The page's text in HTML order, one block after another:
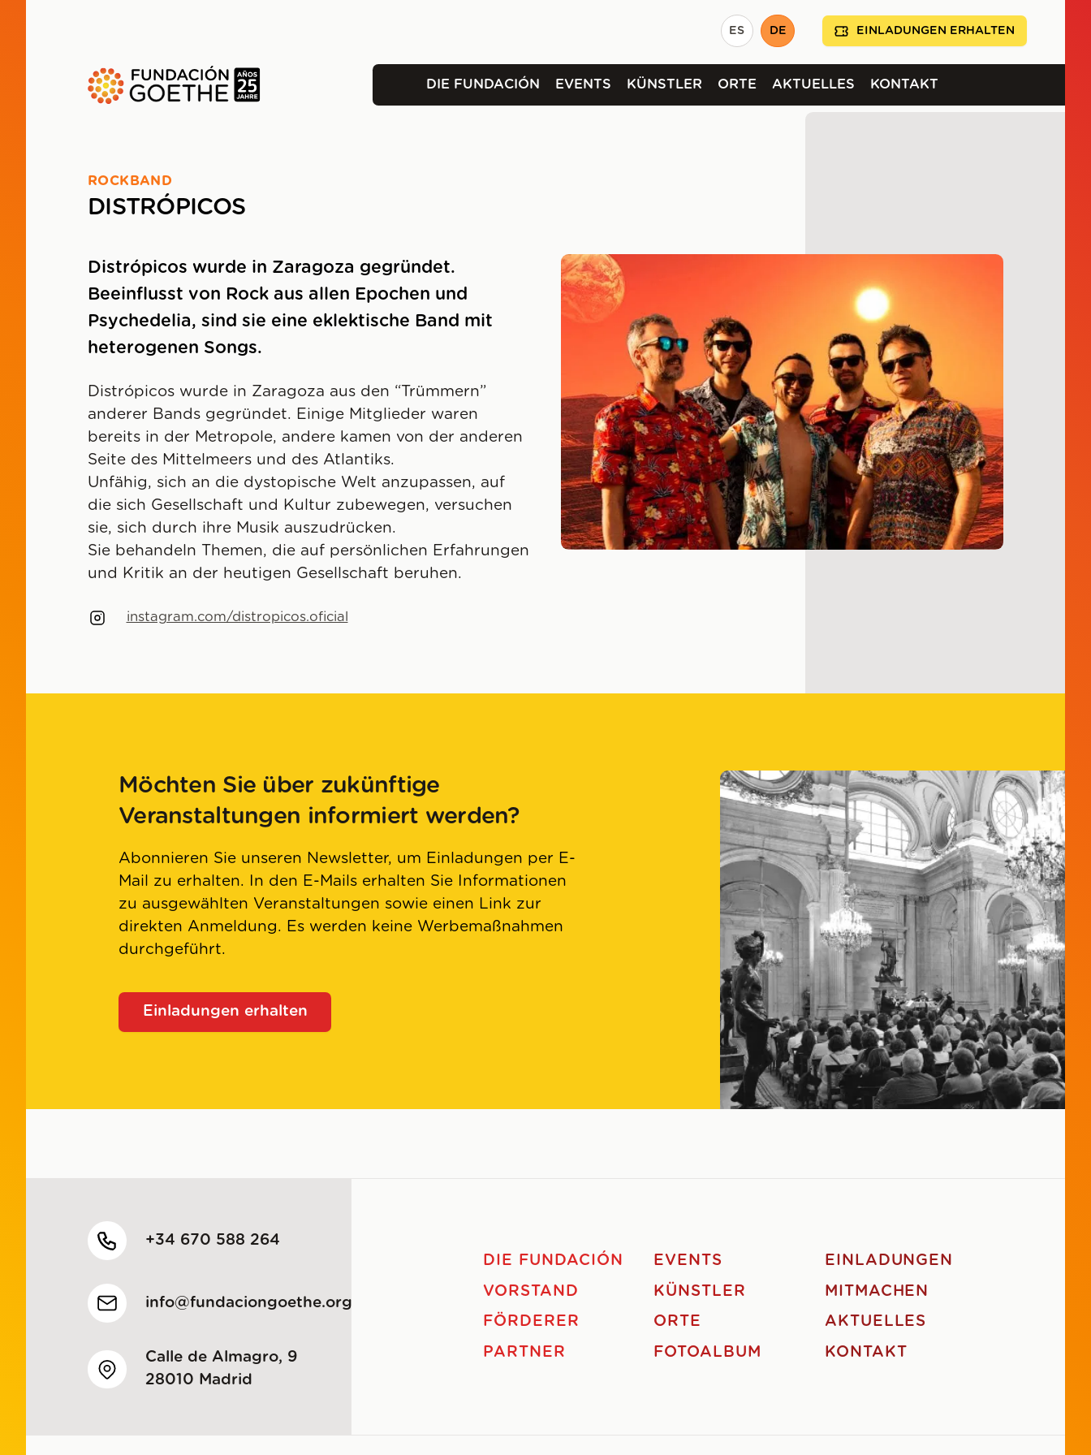
ES DE EINLADUNGEN ERHALTEN
DIE FUNDACIÓN EVENTS KÜNSTLER ORTE AKTUELLES KONTAKT
ROCKBAND
DISTRÓPICOS
Distrópicos wurde in Zaragoza gegründet.
Beeinflusst von Rock aus allen Epochen und
Psychedelia, sind sie eine eklektische Band mit
heterogenen Songs.
Distrópicos wurde in Zaragoza aus den “Trümmern”
anderer Bands gegründet. Einige Mitglieder waren
bereits in der Metropole, andere kamen von der anderen
Seite des Mittelmeers und des Atlantiks.
Unfähig, sich an die dystopische Welt anzupassen, auf
die sich Gesellschaft und Kultur zubewegen, versuchen
sie, sich durch ihre Musik auszudrücken.
Sie behandeln Themen, die auf persönlichen Erfahrungen
und Kritik an der heutigen Gesellschaft beruhen.
instagram.com/distropicos.oficial
Möchten Sie über zukünftige
Veranstaltungen informiert werden?
Abonnieren Sie unseren Newsletter, um Einladungen per E-
Mail zu erhalten. In den E-Mails erhalten Sie Informationen
zu ausgewählten Veranstaltungen sowie einen Link zur
direkten Anmeldung. Es werden keine Werbemaßnahmen
durchgeführt.
Einladungen erhalten
+34 670 588 264
info@fundaciongoethe.org
Calle de Almagro, 9
28010 Madrid
DIE FUNDACIÓN
VORSTAND
FÖRDERER
PARTNER
EVENTS
KÜNSTLER
ORTE
FOTOALBUM
EINLADUNGEN
MITMACHEN
AKTUELLES
KONTAKT